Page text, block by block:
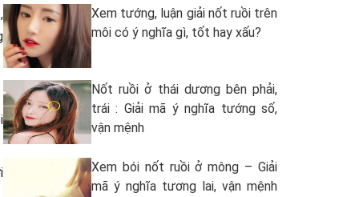
Xem tướng, luận giải nốt ruồi trên
môi có ý nghĩa gì, tốt hay xấu?
Nốt ruồi ở thái dương bên phải,
trái : Giải mã ý nghĩa tướng số,
vận mệnh
Xem bói nốt ruồi ở mông – Giải
mã ý nghĩa tương lai, vận mệnh